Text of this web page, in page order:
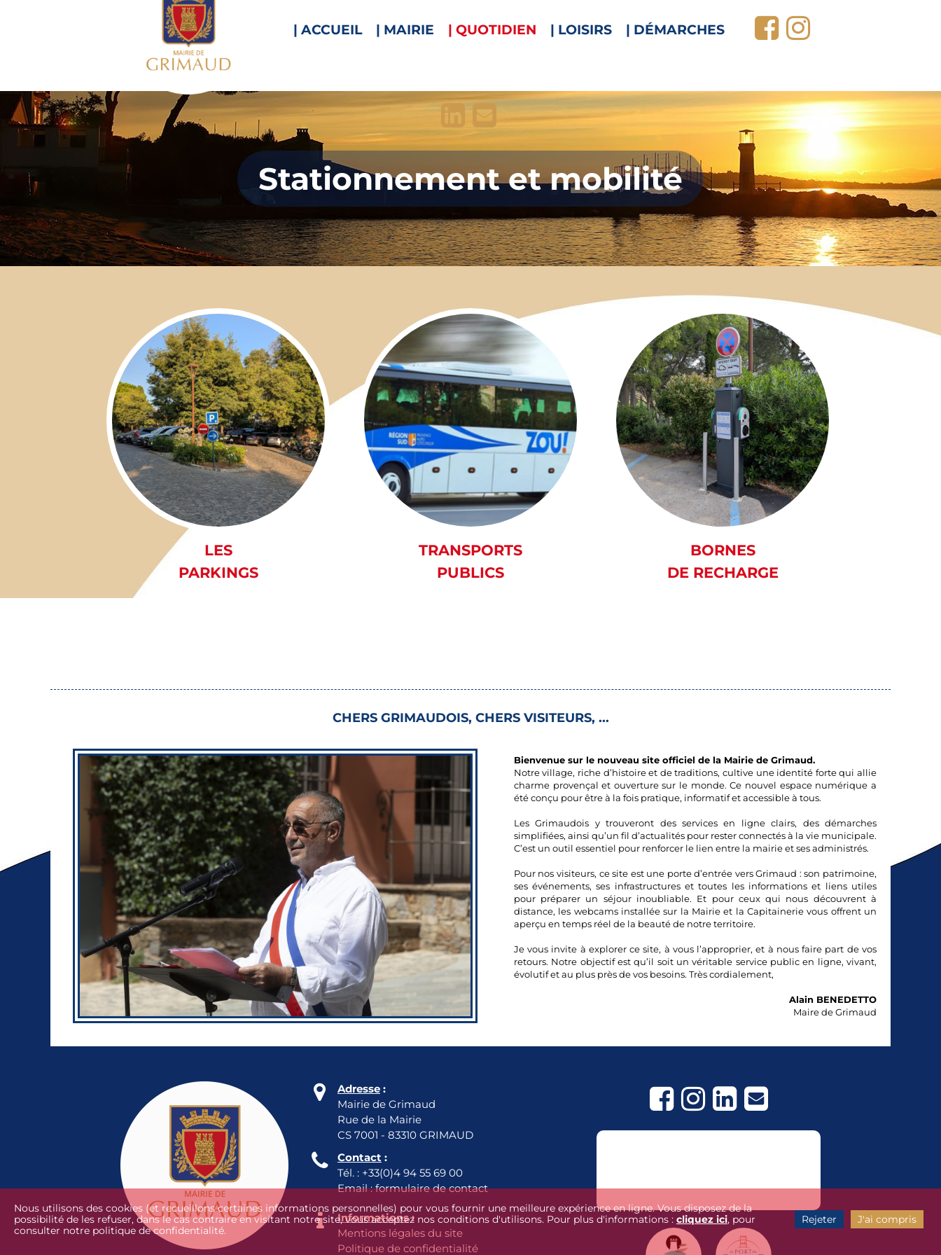
| ACCUEIL | MAIRIE | QUOTIDIEN | LOISIRS | DÉMARCHES  
 
Stationnement et mobilité
LES
PARKINGS
TRANSPORTS
PUBLICS
BORNES
DE RECHARGE
CHERS GRIMAUDOIS, CHERS VISITEURS, ...
Bienvenue sur le nouveau site officiel de la Mairie de Grimaud.
Notre village, riche d’histoire et de traditions, cultive une identité forte qui allie
charme provençal et ouverture sur le monde. Ce nouvel espace numérique a
été conçu pour être à la fois pratique, informatif et accessible à tous.
Les Grimaudois y trouveront des services en ligne clairs, des démarches
simplifiées, ainsi qu’un fil d’actualités pour rester connectés à la vie municipale.
C’est un outil essentiel pour renforcer le lien entre la mairie et ses administrés.
Pour nos visiteurs, ce site est une porte d’entrée vers Grimaud : son patrimoine,
ses événements, ses infrastructures et toutes les informations et liens utiles
pour préparer un séjour inoubliable. Et pour ceux qui nous découvrent à
distance, les webcams installée sur la Mairie et la Capitainerie vous offrent un
aperçu en temps réel de la beauté de notre territoire.
Je vous invite à explorer ce site, à vous l’approprier, et à nous faire part de vos
retours. Notre objectif est qu’il soit un véritable service public en ligne, vivant,
évolutif et au plus près de vos besoins. Très cordialement,
Alain BENEDETTO
Maire de Grimaud
 Adresse :
Mairie de Grimaud
Rue de la Mairie
CS 7001 - 83310 GRIMAUD
 Contact :
Tél. : +33(0)4 94 55 69 00
Email :formulaire de contact
 Informations:
Mentions légales du site
Politique de confidentialité
   
Nous utilisons des cookies (et recueillons certaines informations personnelles) pour vous fournir une meilleure expérience en ligne. Vous disposez de la
possibilité de les refuser, dans le cas contraire en visitant notre site, vous acceptez nos conditions d'utilisons. Pour plus d'informations : cliquez ici, pour
consulter notre politique de confidentialité.
Rejeter J'ai compris